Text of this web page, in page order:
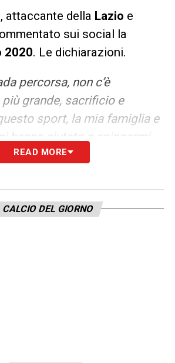
, attaccante della Lazio e
sui social la
2020. Le dichiarazioni.
percorsa, non c’è
grande, sacrificio e
sport, la mia famiglia e
hanno aiutato a spingermi
le ansie e le paure ma alla
NOSTRE TOP NEWS
READ MORE
CALCIO DEL GIORNO